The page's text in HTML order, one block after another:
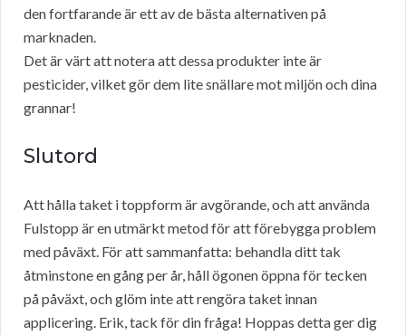
den fortfarande är ett av de bästa alternativen på
marknaden.
Det är värt att notera att dessa produkter inte är
pesticider, vilket gör dem lite snällare mot miljön och dina
grannar!
Slutord
Att hålla taket i toppform är avgörande, och att använda
Fulstopp är en utmärkt metod för att förebygga problem
med påväxt. För att sammanfatta: behandla ditt tak
åtminstone en gång per år, håll ögonen öppna för tecken
på påväxt, och glöm inte att rengöra taket innan
applicering. Erik, tack för din fråga! Hoppas detta ger dig